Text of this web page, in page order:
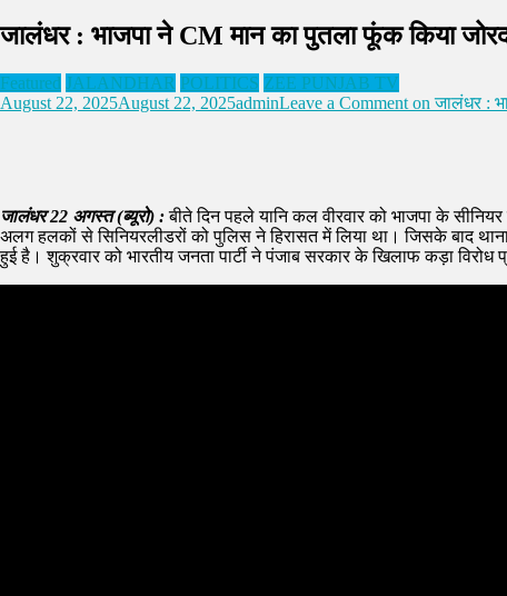
जालंधर : भाजपा ने CM मान का पुतला फूंक किया
Featured JALANDHAR POLITICS ZEE PUNJAB TV
August 22, 2025August 22, 2025adminLeave a Comment on जालंधर :
जालंधर 22 अगस्त (ब्यूरो) :बीते दिन पहले यानि कल वीरवार को भाजपा के
अलग हलकों से सिनियरलीडरों को पुलिस ने हिरासत में लिया था। जिसके बाद थाना
हुई है। शुक्रवार को भारतीय जनता पार्टी ने पंजाब सरकार के खिलाफ कड़ा विरोध